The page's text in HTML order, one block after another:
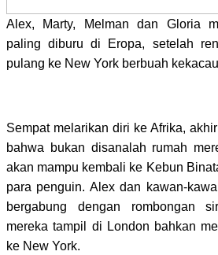
Alex, Marty, Melman dan Gloria
paling diburu di Eropa, setelah
pulang ke New York berbuah
Sempat melarikan diri ke Afrika,
bahwa bukan disanalah rumah
akan mampu kembali ke Kebun
para penguin. Alex dan kawan-
bergabung dengan rombongan
mereka tampil di London bahkan
ke New York.